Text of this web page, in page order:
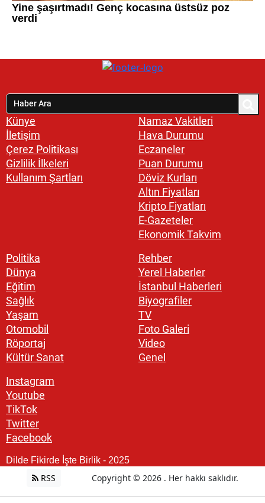
Künye
İletişim
Çerez Politikası
Gizlilik İlkeleri
Kullanım Şartları
Namaz Vakitleri
Hava Durumu
Eczaneler
Puan Durumu
Döviz Kurları
Altın Fiyatları
Kripto Fiyatları
E-Gazeteler
Ekonomik Takvim
Politika
Dünya
Eğitim
Sağlık
Yaşam
Otomobil
Röportaj
Kültür Sanat
Rehber
Yerel Haberler
İstanbul Haberleri
Biyografiler
TV
Foto Galeri
Video
Genel
Instagram
Youtube
TikTok
Twitter
Facebook
Dilde Fikirde İşte Birlik - 2025
RSS Copyright © 2026 . Her hakkı saklıdır.